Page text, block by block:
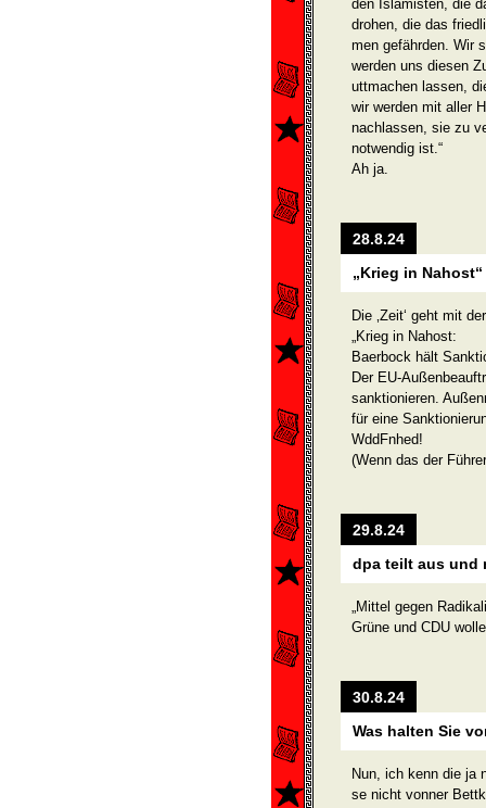
den Islamisten, die
drohen, die das
men gefährden. Wir
werden uns diesen
uttmachen lassen,
wir werden mit aller
nachlassen, sie zu
notwendig ist.“
Ah ja.
28.8.24
„Krieg in Nahost“
Die ‚Zeit‘ geht mit
„Krieg in Nahost:
Baerbock hält
Der EU-
sanktionieren.
für eine
WddFnhed!
(Wenn das der
29.8.24
dpa teilt aus und
„Mittel gegen
Grüne und CDU
30.8.24
Was halten Sie
Nun, ich kenn die ja
se nicht vonner